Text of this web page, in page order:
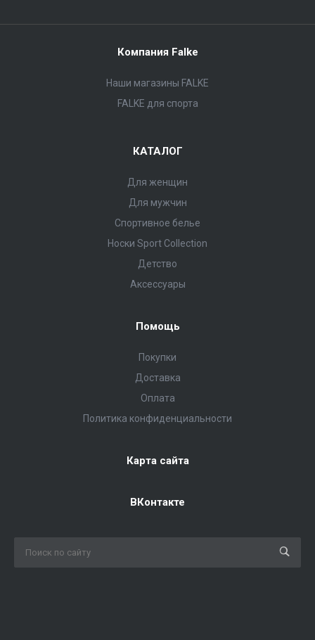
Компания Falke
Наши магазины FALKE
FALKE для спорта
КАТАЛОГ
Для женщин
Для мужчин
Спортивное белье
Носки Sport Collection
Детство
Аксессуары
Помощь
Покупки
Доставка
Оплата
Политика конфиденциальности
Карта сайта
ВКонтакте